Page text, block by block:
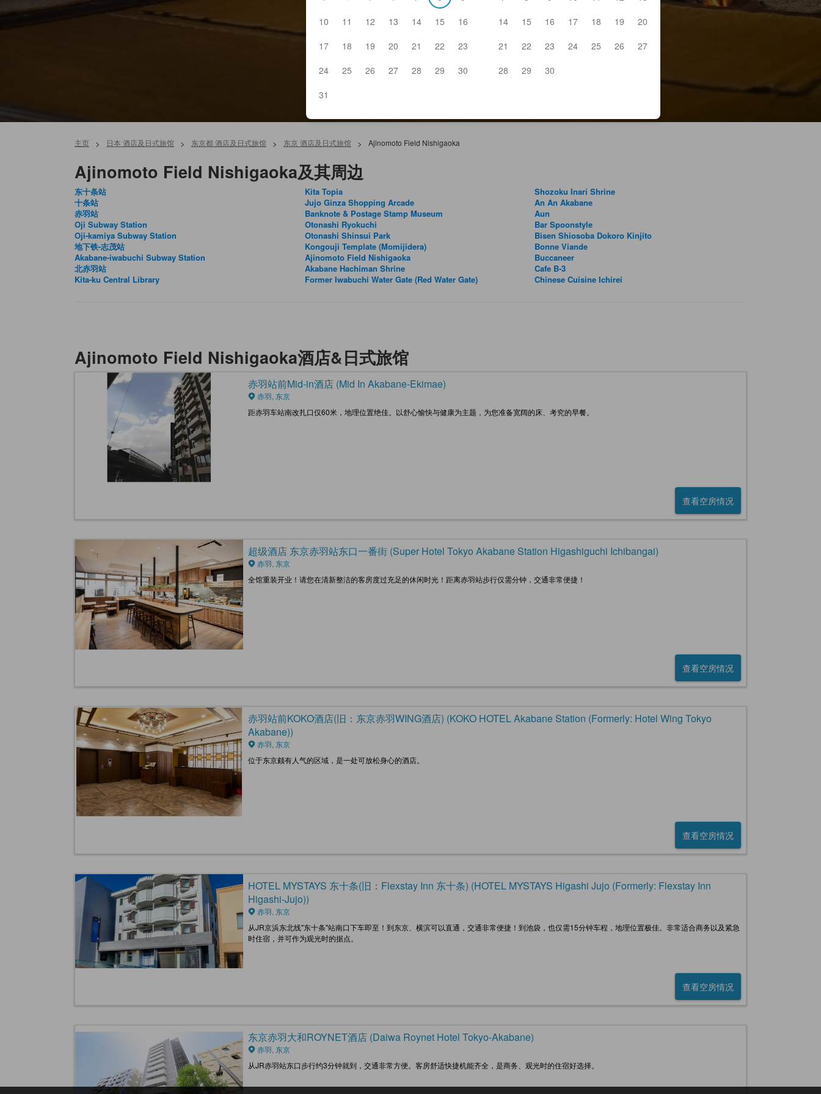
10
11 12 13 14 15
16
17
18 19 20 21 22
23
24
25 26 27 28 29
30
31
14
15 16 17 18 19
20
21
22 23 24 25 26
27
28
29 30
主页 > 日本 酒店及日式旅馆 > 东京都 酒店及日式旅馆 > 东京 酒店及日式旅馆 > Ajinomoto Field Nishigaoka
Ajinomoto Field Nishigaoka及其周边
东十条站
十条站
赤羽站
Oji Subway Station
Oji-kamiya Subway Station
地下铁-志茂站
Akabane-iwabuchi Subway Station
北赤羽站
Kita-ku Central Library
Kita Topia
Jujo Ginza Shopping Arcade
Banknote & Postage Stamp Museum
Otonashi Ryokuchi
Otonashi Shinsui Park
Kongouji Template (Momijidera)
Ajinomoto Field Nishigaoka
Akabane Hachiman Shrine
Former Iwabuchi Water Gate (Red Water Gate)
Shozoku Inari Shrine
An An Akabane
Aun
Bar Spoonstyle
Bisen Shiosoba Dokoro Kinjito
Bonne Viande
Buccaneer
Cafe B-3
Chinese Cuisine Ichirei
Ajinomoto Field Nishigaoka酒店&日式旅馆
赤羽站前Mid-in酒店 (Mid In Akabane-Ekimae)
赤羽, 东京
距赤羽车站南改扎口仅60米，地理位置绝佳。以舒心愉快与健康为主题，为您准备宽阔的床、考究的早餐。
查看空房情况
超级酒店 东京赤羽站东口一番街 (Super Hotel Tokyo Akabane Station Higashiguchi Ichibangai)
赤羽, 东京
全馆重装开业！请您在清新整洁的客房度过充足的休闲时光！距离赤羽站步行仅需分钟，交通非常便捷！
查看空房情况
赤羽站前KOKO酒店(旧：东京赤羽WING酒店) (KOKO HOTEL Akabane Station (Formerly: Hotel Wing Tokyo
Akabane))
赤羽, 东京
位于东京颇有人气的区域，是一处可放松身心的酒店。
查看空房情况
HOTEL MYSTAYS 东十条(旧：Flexstay Inn 东十条) (HOTEL MYSTAYS Higashi Jujo (Formerly: Flexstay Inn
Higashi-Jujo))
赤羽, 东京
从JR京浜东北线"东十条"站南口下车即至！到东京、横滨可以直通，交通非常便捷！到池袋，也仅需15分钟车程，地理位置极佳。非常适合商务以及紧急
时住宿，并可作为观光时的据点。
查看空房情况
东京赤羽大和ROYNET酒店 (Daiwa Roynet Hotel Tokyo-Akabane)
赤羽, 东京
从JR赤羽站东口步行约3分钟就到，交通非常方便。客房舒适快捷机能齐全，是商务、观光时的住宿好选择。